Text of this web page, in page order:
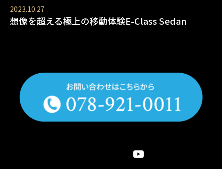
2023.10.27
想像を超える極上の移動体験E-Class Sedan